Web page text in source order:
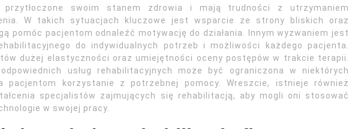
przytłoczone swoim stanem zdrowia i mają trudności z utrzymaniem
W takich sytuacjach kluczowe jest wsparcie ze strony bliskich oraz
pomóc pacjentom odnaleźć motywację do działania. Innym wyzwaniem jest
do indywidualnych potrzeb i możliwości każdego pacjenta.
dużej elastyczności oraz umiejętności oceny postępów w trakcie terapii.
usług rehabilitacyjnych może być ograniczona w niektórych
pacjentom korzystanie z potrzebnej pomocy. Wreszcie, istnieje również
specjalistów zajmujących się rehabilitacją, aby mogli oni stosować
w swojej pracy.